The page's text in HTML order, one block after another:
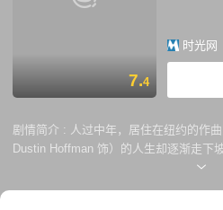
7.4
时光网
剧情简介 : 人过中年，居住在纽约的作
Dustin Hoffman 饰）的人生却逐渐走下
饰）离婚，老婆带着女儿（Liane